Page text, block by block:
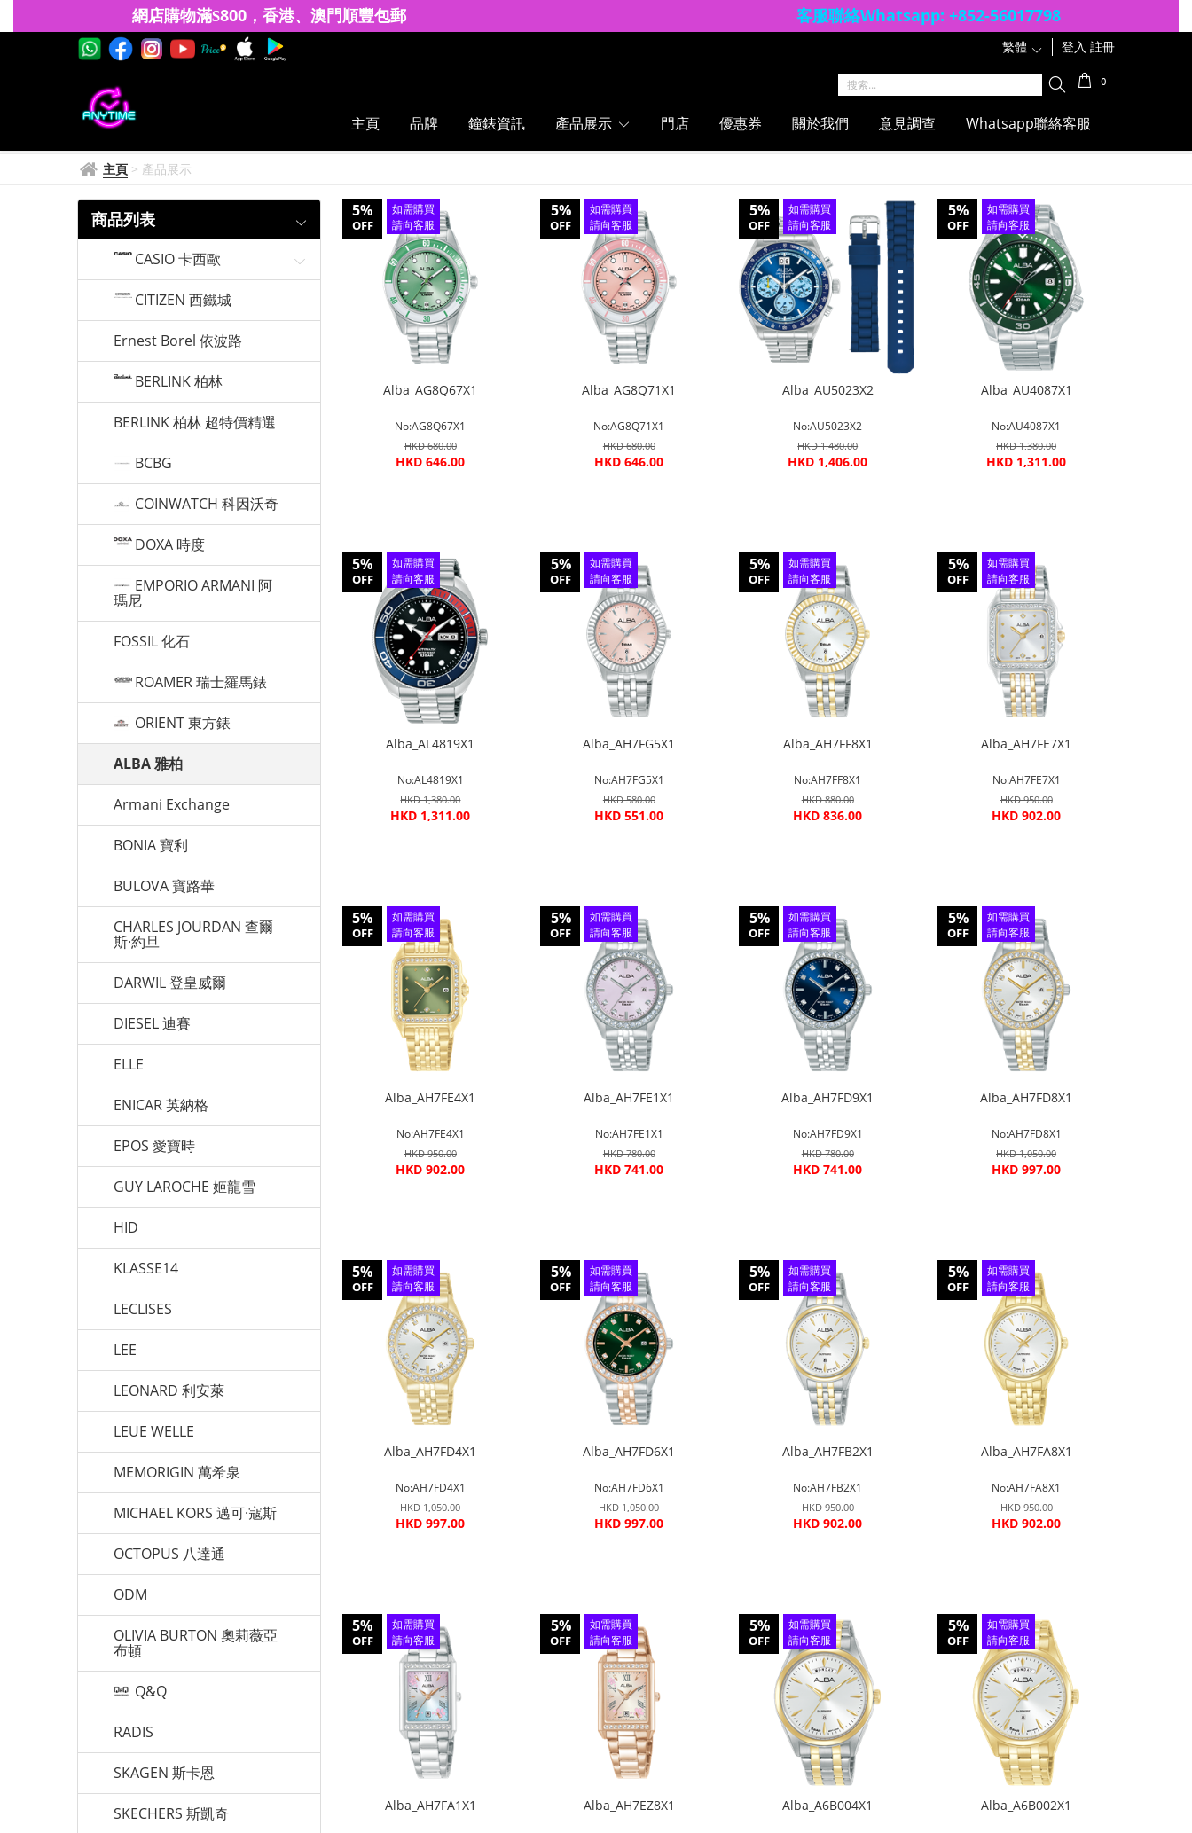
網店購物滿$800， 香港、澳門順豐包郵 客服聯絡Whatsapp: +852-56017798
登入 註冊
繁體
0
主頁 品牌 鐘錶資訊 產品展示 門店 優惠券 關於我們 意見調查 Whatsapp聯絡客服
主頁 > 產品展示
商品列表
CASIO 卡西歐
CITIZEN 西鐵城
Ernest Borel 依波路
BERLINK 柏林
BERLINK 柏林 超特價精選
BCBG
COINWATCH 科因沃奇
DOXA 時度
EMPORIO ARMANI 阿
瑪尼
FOSSIL 化石
ROAMER 瑞士羅馬錶
ORIENT 東方錶
ALBA 雅柏
Armani Exchange
BONIA 寶利
BULOVA 寶路華
CHARLES JOURDAN 查爾
斯·約旦
DARWIL 登皇威爾
DIESEL 迪賽
ELLE
ENICAR 英納格
EPOS 愛寶時
GUY LAROCHE 姬龍雪
HID
KLASSE14
LECLISES
LEE
LEONARD 利安萊
LEUE WELLE
MEMORIGIN 萬希泉
MICHAEL KORS 邁可·寇斯
OCTOPUS 八達通
ODM
OLIVIA BURTON 奧莉薇亞
布頓
Q&Q
RADIS
SKAGEN 斯卡恩
SKECHERS 斯凱奇
5%
OFF
如需購買
請向客服
查詢
Alba_AG8Q67X1
No:AG8Q67X1
HKD 680.00
HKD 646.00
5%
OFF
如需購買
請向客服
查詢
Alba_AG8Q71X1
No:AG8Q71X1
HKD 680.00
HKD 646.00
5%
OFF
如需購買
請向客服
查詢
Alba_AU5023X2
No:AU5023X2
HKD 1,480.00
HKD 1,406.00
5%
OFF
如需購買
請向客服
查詢
Alba_AU4087X1
No:AU4087X1
HKD 1,380.00
HKD 1,311.00
5%
OFF
如需購買
請向客服
查詢
Alba_AL4819X1
No:AL4819X1
HKD 1,380.00
HKD 1,311.00
5%
OFF
如需購買
請向客服
查詢
Alba_AH7FG5X1
No:AH7FG5X1
HKD 580.00
HKD 551.00
5%
OFF
如需購買
請向客服
查詢
Alba_AH7FF8X1
No:AH7FF8X1
HKD 880.00
HKD 836.00
5%
OFF
如需購買
請向客服
查詢
Alba_AH7FE7X1
No:AH7FE7X1
HKD 950.00
HKD 902.00
5%
OFF
如需購買
請向客服
查詢
Alba_AH7FE4X1
No:AH7FE4X1
HKD 950.00
HKD 902.00
5%
OFF
如需購買
請向客服
查詢
Alba_AH7FE1X1
No:AH7FE1X1
HKD 780.00
HKD 741.00
5%
OFF
如需購買
請向客服
查詢
Alba_AH7FD9X1
No:AH7FD9X1
HKD 780.00
HKD 741.00
5%
OFF
如需購買
請向客服
查詢
Alba_AH7FD8X1
No:AH7FD8X1
HKD 1,050.00
HKD 997.00
5%
OFF
如需購買
請向客服
查詢
Alba_AH7FD4X1
No:AH7FD4X1
HKD 1,050.00
HKD 997.00
5%
OFF
如需購買
請向客服
查詢
Alba_AH7FD6X1
No:AH7FD6X1
HKD 1,050.00
HKD 997.00
5%
OFF
如需購買
請向客服
查詢
Alba_AH7FB2X1
No:AH7FB2X1
HKD 950.00
HKD 902.00
5%
OFF
如需購買
請向客服
查詢
Alba_AH7FA8X1
No:AH7FA8X1
HKD 950.00
HKD 902.00
5%
OFF
如需購買
請向客服
查詢
Alba_AH7FA1X1
5%
OFF
如需購買
請向客服
查詢
Alba_AH7EZ8X1
5%
OFF
如需購買
請向客服
查詢
Alba_A6B004X1
5%
OFF
如需購買
請向客服
查詢
Alba_A6B002X1